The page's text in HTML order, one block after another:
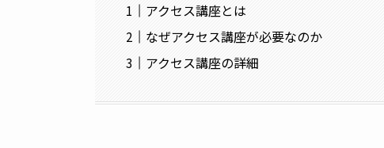
アクセス講座とは
なぜアクセス講座が必要なのか
アクセス講座の詳細